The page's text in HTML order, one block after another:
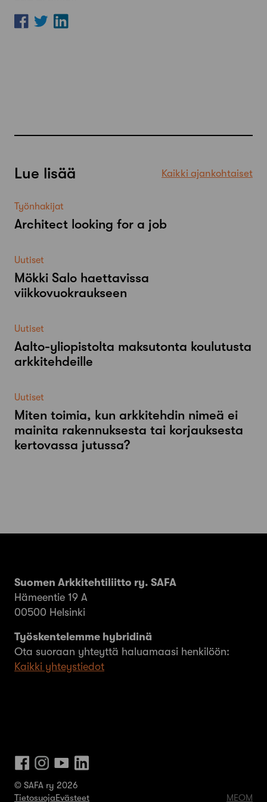
Lue lisää Kaikki ajankohtaiset
Työnhakijat
Architect looking for a job
Uutiset
Mökki Salo haettavissa
viikkovuokraukseen
Uutiset
Aalto-​yliopistolta maksutonta koulutusta
arkkitehdeille
Uutiset
Miten toimia, kun arkkitehdin nimeä ei
mainita rakennuksesta tai korjauksesta
kertovassa jutussa?
Suomen Arkkitehtiliitto ry. SAFA
Hämeentie 19 A
00500 Helsinki
Työskentelemme hybridinä
Ota suoraan yhteyttä haluamaasi henkilöön:
Kaikki yhteystiedot
© SAFA ry 2026
TietosuojaEvästeet MEOM